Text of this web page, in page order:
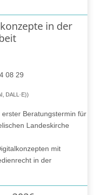
in der
DALL·E))
Beratungstermin für
Landeskirche
mit
in der